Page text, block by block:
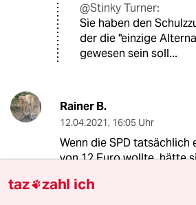
@Stinky Turner:
Sie haben den
der die "einzige
gewesen sein soll...
Rainer B.
12.04.2021, 16:05 Uhr
Wenn die SPD tatsächlich
von 12 Euro wollte, hätte
vor einigen Jahren mit
Bundestag beschließen
taz zahl ich